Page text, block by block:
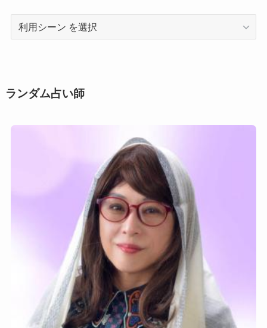
利
用
ン
ランダム占い師